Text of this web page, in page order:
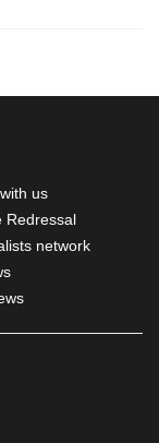
us
Redressal
network